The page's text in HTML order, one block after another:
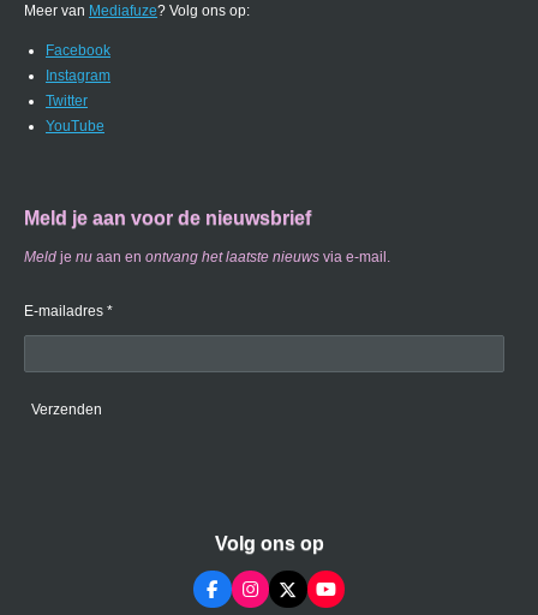
Meer van Mediafuze? Volg ons op:
Facebook
Instagram
Twitter
YouTube
Meld je aan voor de nieuwsbrief
Meld je nu aan en ontvang het laatste nieuws via e-mail.
E-mailadres *
Verzenden
Volg ons op
F
I
X
Y